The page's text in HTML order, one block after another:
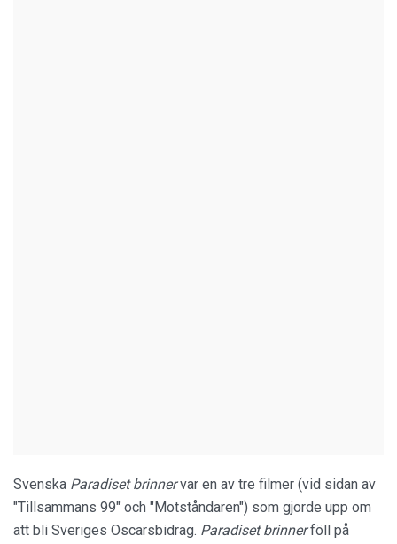
Svenska Paradiset brinnervar en av tre filmer (vid sidan av
"Tillsammans 99" och "Motståndaren") som gjorde upp om
att bli Sveriges Oscarsbidrag. Paradiset brinnerföll på